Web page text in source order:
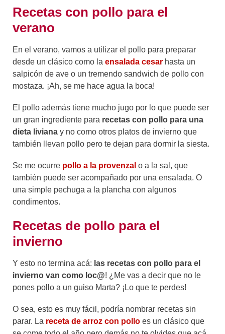
Recetas con pollo para el
verano
En el verano, vamos a utilizar el pollo para preparar
desde un clásico como la ensalada cesar hasta un
salpicón de ave o un tremendo sandwich de pollo con
mostaza. ¡Ah, se me hace agua la boca!
El pollo además tiene mucho jugo por lo que puede ser
un gran ingrediente para recetas con pollo para una
dieta liviana y no como otros platos de invierno que
también llevan pollo pero te dejan para dormir la siesta.
Se me ocurre pollo a la provenzal o a la sal, que
también puede ser acompañado por una ensalada. O
una simple pechuga a la plancha con algunos
condimentos.
Recetas de pollo para el
invierno
Y esto no termina acá: las recetas con pollo para el
invierno van como loc@! ¿Me vas a decir que no le
pones pollo a un guiso Marta? ¡Lo que te perdes!
O sea, esto es muy fácil, podría nombrar recetas sin
parar. La receta de arroz con pollo es un clásico que